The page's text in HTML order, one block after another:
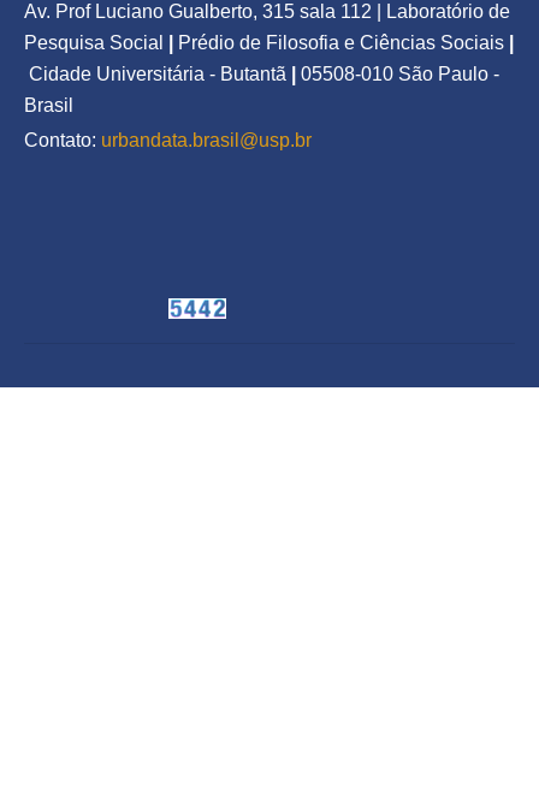
Av. Prof Luciano Gualberto, 315 sala 112 | Laboratório de
Pesquisa Social
Prédio de Filosofia e Ciências Sociais
Cidade Universitária - Butantã
05508-010 São Paulo -
Brasil
Contato: urbandata.brasil@usp.br